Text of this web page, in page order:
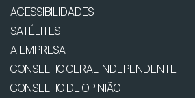
ACESSIBILIDADES
SATÉLITES
A EMPRESA
CONSELHO GERAL INDEPENDENTE
CONSELHO DE OPINIÃO